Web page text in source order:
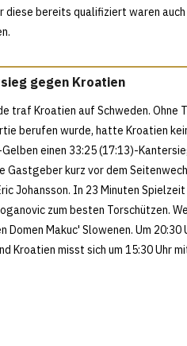
diese bereits qualifiziert waren
gegen Kroatien
traf Kroatien auf Schweden.
berufen wurde, hatte Kroatien
einen 33:25 (17:13)-
Gastgeber kurz vor dem
Johansson. In 23 Minuten
zum besten Torschützen.
Domen Makuc' Slowenen. Um
Kroatien misst sich um 15:30 Uhr